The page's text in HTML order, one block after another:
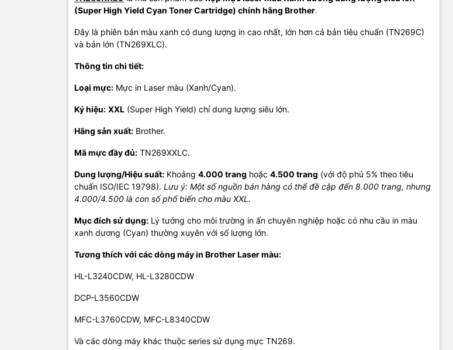
(Super High Yield Cyan Toner Cartridge) chính hãng Brother.
Đây là phiên bản màu xanh có dung lượng in cao nhất, lớn hơn cả bản tiêu chuẩn (TN269C)
và bản lớn (TN269XLC).
Thông tin chi tiết:
Loại mực: Mực in Laser màu (Xanh/Cyan).
Ký hiệu: XXL (Super High Yield) chỉ dung lượng siêu lớn.
Hãng sản xuất: Brother.
Mã mực đầy đủ: TN269XXLC.
Dung lượng/Hiệu suất: Khoảng 4.000 trang hoặc 4.500 trang (với độ phủ 5% theo tiêu
chuẩn ISO/IEC 19798). Lưu ý: Một số nguồn bán hàng có thể đề cập đến 8.000 trang, nhưng
4.000/4.500 là con số phổ biến cho màu XXL.
Mục đích sử dụng: Lý tưởng cho môi trường in ấn chuyên nghiệp hoặc có nhu cầu in màu
xanh dương (Cyan) thường xuyên với số lượng lớn.
Tương thích với các dòng máy in Brother Laser màu:
HL-L3240CDW, HL-L3280CDW
DCP-L3560CDW
MFC-L3760CDW, MFC-L8340CDW
Và các dòng máy khác thuộc series sử dụng mực TN269.